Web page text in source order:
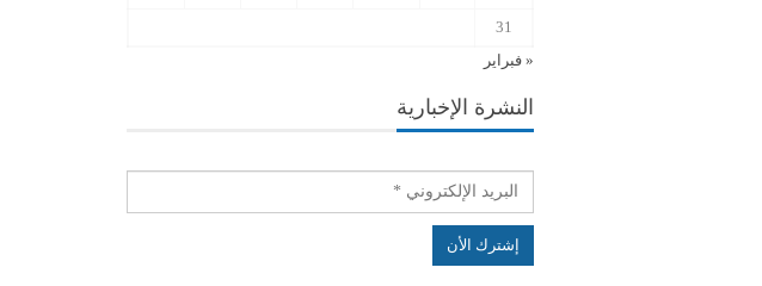
31
« فبراير
النشرة الإخبارية